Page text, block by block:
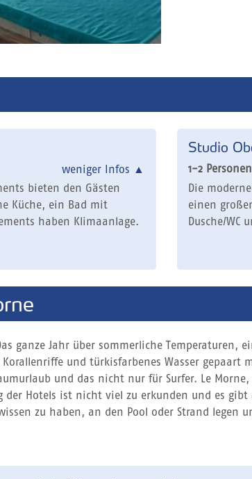
weniger Infos ▲
bieten den Gästen
Küche, ein Bad mit
haben Klimaanlage.
Studio
1-2 Personen
Die
einen
Dusche/WC
ganze Jahr über sommerliche Temperaturen,
und türkisfarbenes Wasser gepaart
und das nicht nur für Surfer. Le
Hotels ist nicht viel zu erkunden und es
zu haben, an den Pool oder Strand